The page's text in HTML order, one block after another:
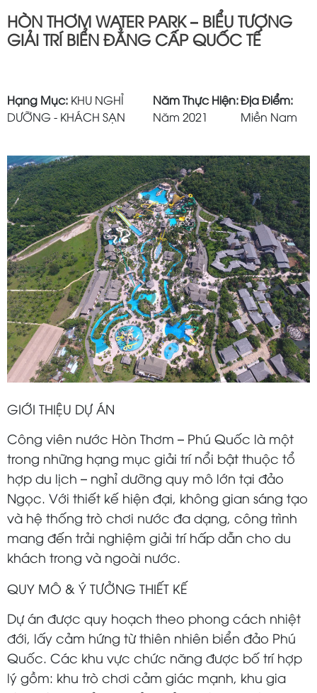
HÒN THƠM WATER PARK – BIỂU TƯỢNG
GIẢI TRÍ BIỂN ĐẲNG CẤP QUỐC TẾ
Hạng Mục: KHU NGHỈ
DƯỠNG - KHÁCH SẠN
Năm Thực Hiện:
Năm 2021
Địa Điểm:
Miền Nam
GIỚI THIỆU DỰ ÁN
Công viên nước Hòn Thơm – Phú Quốc là một
trong những hạng mục giải trí nổi bật thuộc tổ
hợp du lịch – nghỉ dưỡng quy mô lớn tại đảo
Ngọc. Với thiết kế hiện đại, không gian sáng tạo
và hệ thống trò chơi nước đa dạng, công trình
mang đến trải nghiệm giải trí hấp dẫn cho du
khách trong và ngoài nước.
QUY MÔ & Ý TƯỞNG THIẾT KẾ
Dự án được quy hoạch theo phong cách nhiệt
đới, lấy cảm hứng từ thiên nhiên biển đảo Phú
Quốc. Các khu vực chức năng được bố trí hợp
lý gồm: khu trò chơi cảm giác mạnh, khu gia